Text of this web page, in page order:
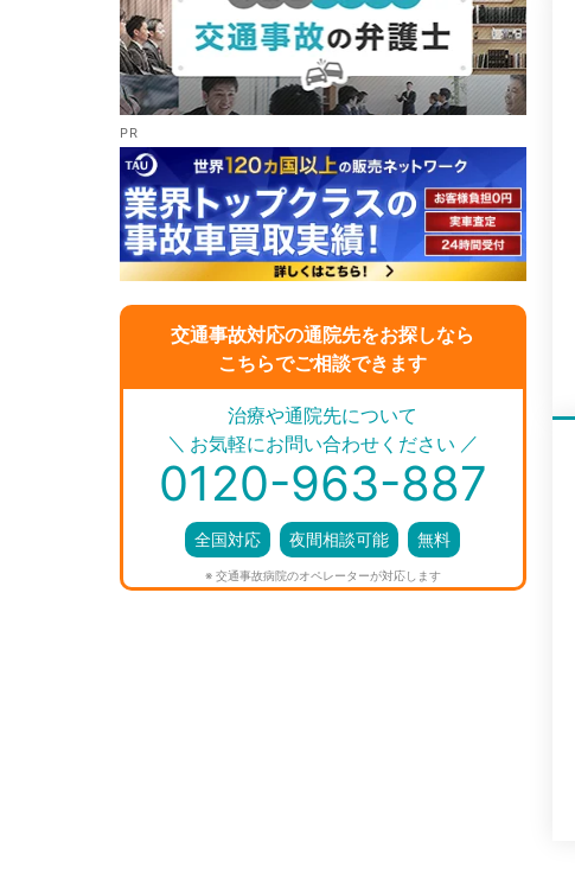
交通事故対応の通院先をお探しなら
こちらでご相談できます
＼ ／
治療や通院先について
お気軽にお問い合わせください
0120-963-887
全国対応 夜間相談可能 無料
※ 交通事故病院のオペレーターが対応します